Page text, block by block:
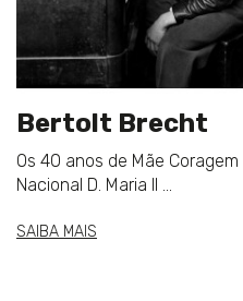
Bertolt Brecht
Os 40 anos de Mãe
Nacional D. Maria II ...
SAIBA MAIS